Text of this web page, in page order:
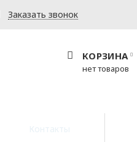
Заказать звонок
КОРЗИНА
нет товаров